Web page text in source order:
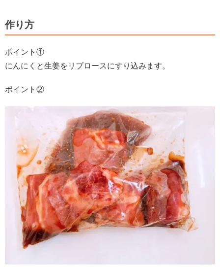
作り方
ポイント①
にんにくと生姜をリブロースにすり込みます。
ポイント②